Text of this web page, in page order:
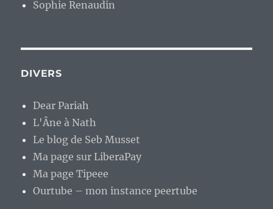
Sophie Renaudin
DIVERS
Dear Pariah
L'Âne à Nath
Le blog de Seb Musset
Ma page sur LiberaPay
Ma page Tipeee
Ourtube – mon instance peertube